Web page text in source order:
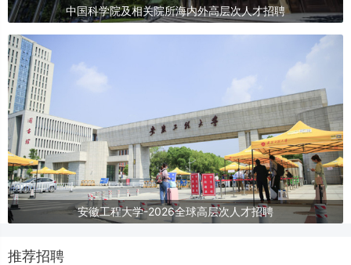
中国科学院及相关院所海内外高层次人才招聘
安徽工程大学-2026全球高层次人才招聘
推荐招聘